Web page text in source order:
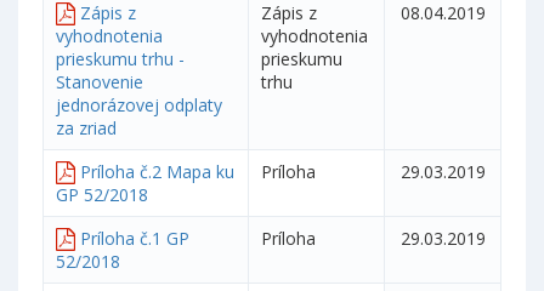
Zápis z
vyhodnotenia
prieskumu trhu -
Stanovenie
jednorázovej odplaty
za zriad
Zápis z
vyhodnotenia
prieskumu
trhu
08.04.2019
Príloha č.2 Mapa ku
GP 52/2018
Príloha 29.03.2019
Príloha č.1 GP
52/2018
Príloha 29.03.2019